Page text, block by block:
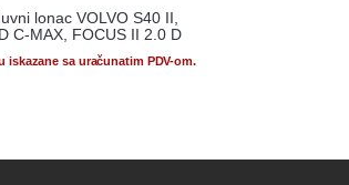
lonac VOLVO S40 II,
C-MAX, FOCUS II 2.0 D
iskazane sa uračunatim PDV-om.